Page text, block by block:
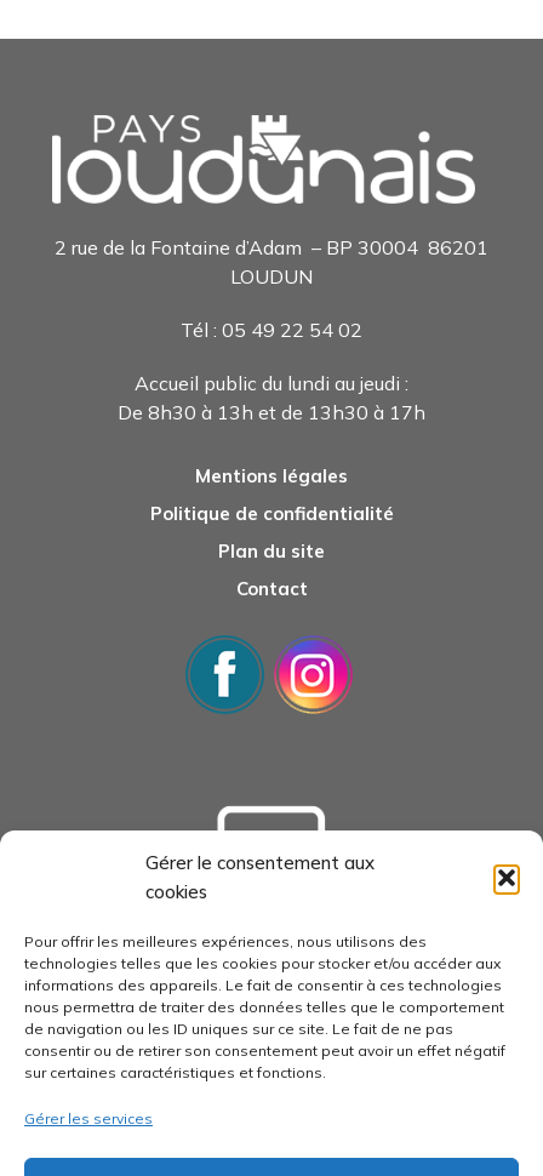
Gérer le consentement aux
cookies
Pour offrir les meilleures expériences, nous utilisons des
technologies telles que les cookies pour stocker et/ou accéder aux
informations des appareils. Le fait de consentir à ces technologies
nous permettra de traiter des données telles que le comportement
de navigation ou les ID uniques sur ce site. Le fait de ne pas
consentir ou de retirer son consentement peut avoir un effet négatif
sur certaines caractéristiques et fonctions.
Gérer les services
2 rue de la Fontaine d’Adam – BP 30004 86201
LOUDUN
Tél : 05 49 22 54 02
Accueil public du lundi au jeudi :
De 8h30 à 13h et de 13h30 à 17h
Mentions légales
Politique de confidentialité
Plan du site
Contact
economie-pays-loudunais.fr